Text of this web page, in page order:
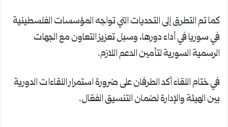
كما تم التطرق إلى التحديات التي تواجه المؤسسات الفلسطينية
في سوريا في أداء دورها، وسبل تعزيز التعاون مع الجهات
الرسمية السورية لتأمين الدعم اللازم.
في ختام اللقاء أكد الطرفان على ضرورة استمرار اللقاءات الدورية
بين الهيئة والإدارة لضمان التنسيق الفعّال.